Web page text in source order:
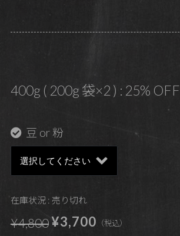
400g ( 200g 袋×2 ) : 25% OFF
豆 or 粉
在庫状況 : 売り切れ
¥4,800¥3,700 （税込）